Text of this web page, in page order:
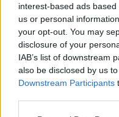
interest-based ads
us or personal
your opt-out. You may
disclosure of your
IAB’s list of downstream
also be disclosed by us
Downstream Participants
20 MILLIÓ
SZOVA ÚJ
2022. szeptember. 29.
A szombathelyi
A WELTHERBŐL A
A SZOVA